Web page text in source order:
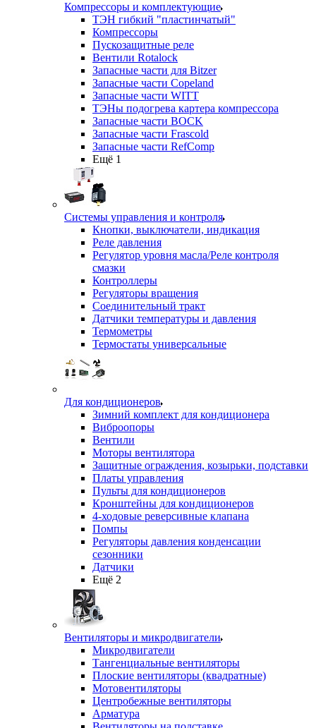
Компрессоры и комплектующие
ТЭН гибкий "пластинчатый"
Компрессоры
Пускозащитные реле
Вентили Rotalock
Запасные части для Bitzer
Запасные части Copeland
Запасные части WITT
ТЭНы подогрева картера компрессора
Запасные части BOCK
Запасные части Frascold
Запасные части RefComp
Ещё 1
Системы управления и контроля
Кнопки, выключатели, индикация
Реле давления
Регулятор уровня масла/Реле контроля
смазки
Контроллеры
Регуляторы вращения
Соединительный тракт
Датчики температуры и давления
Термометры
Термостаты универсальные
Для кондиционеров
Зимний комплект для кондиционера
Виброопоры
Вентили
Моторы вентилятора
Защитные ограждения, козырьки, подставки
Платы управления
Пульты для кондиционеров
Кронштейны для кондиционеров
4-ходовые реверсивные клапана
Помпы
Регуляторы давления конденсации
сезонники
Датчики
Ещё 2
Вентиляторы и микродвигатели
Микродвигатели
Тангенциальные вентиляторы
Плоские вентиляторы (квадратные)
Мотовентиляторы
Центробежные вентиляторы
Арматура